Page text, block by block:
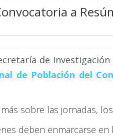
a
de
de Población del
sobre las jornadas,
deben enmarcarse en